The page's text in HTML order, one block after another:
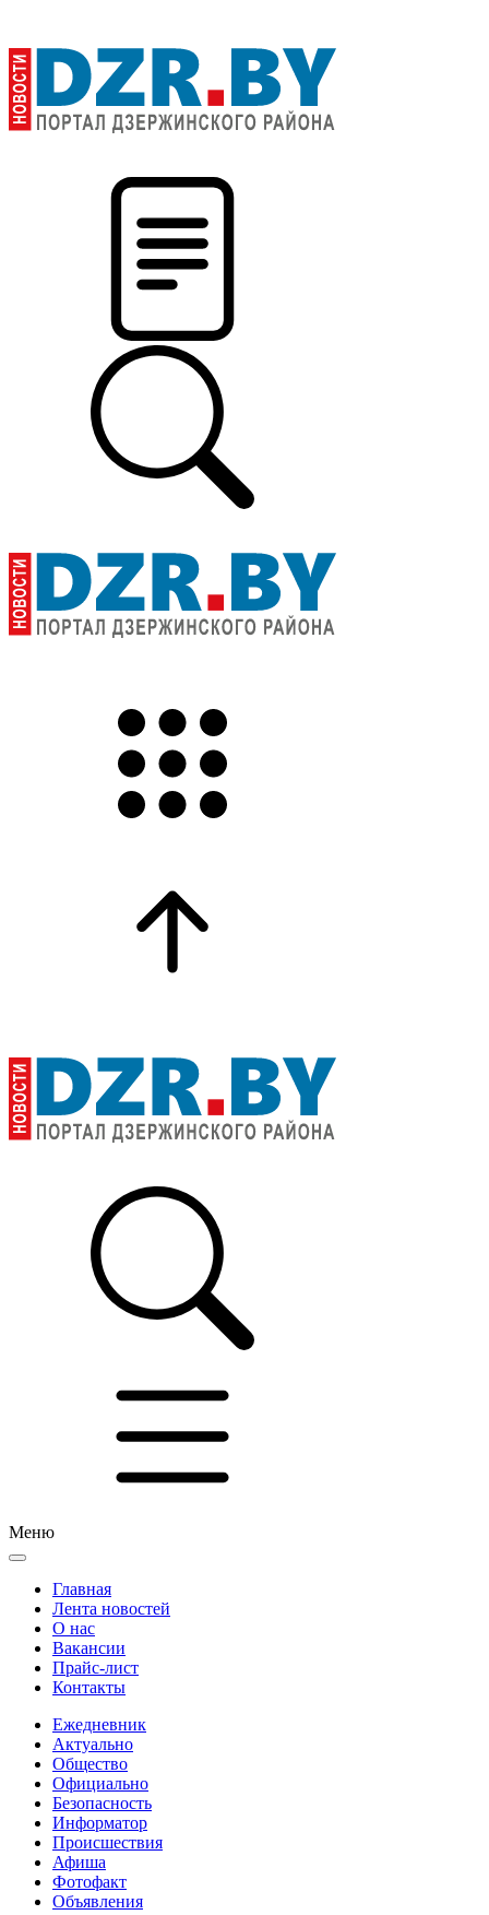
Меню
Главная
Лента новостей
О нас
Вакансии
Прайс-лист
Контакты
Ежедневник
Актуально
Общество
Официально
Безопасность
Информатор
Происшествия
Афиша
Фотофакт
Объявления